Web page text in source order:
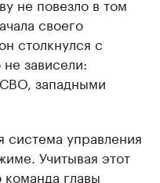
своего
столкнулся с
зависели:
западными
система управления
Учитывая этот
главы